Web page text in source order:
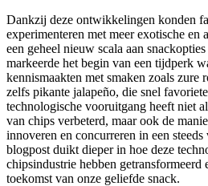
Dankzij deze ontwikkelingen konden
experimenteren met meer exotische
een geheel nieuw scala aan
markeerde het begin van een tijdperk
kennismaakten met smaken zoals zure
zelfs pikante jalapeño, die snel
technologische vooruitgang heeft niet
van chips verbeterd, maar ook de
innoveren en concurreren in een
blogpost duikt dieper in hoe deze
chipsindustrie hebben
toekomst van onze geliefde snack.